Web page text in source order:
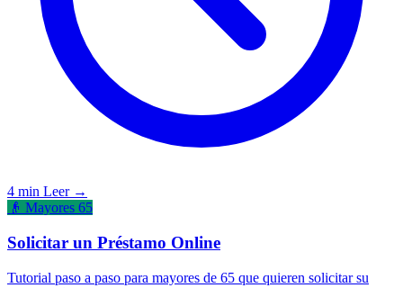
4 min Leer →
👴 Mayores 65
Solicitar un Préstamo Online
Tutorial paso a paso para mayores de 65 que quieren solicitar su